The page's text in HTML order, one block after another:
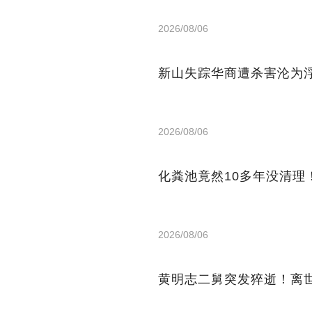
2026/08/06
新山失踪华商遭杀害沦为
2026/08/06
化粪池竟然10多年没清理
2026/08/06
黄明志二舅突发猝逝！离